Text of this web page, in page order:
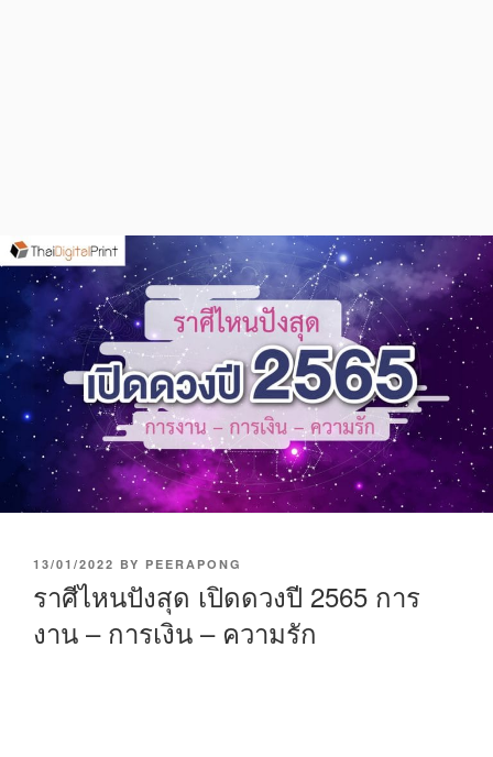
P
S
E
13/01/2022 BY PEERAPONG
ราศีไหนปังสุด เปิดดวงปี 2565 การ
งาน – การเงิน – ความรัก